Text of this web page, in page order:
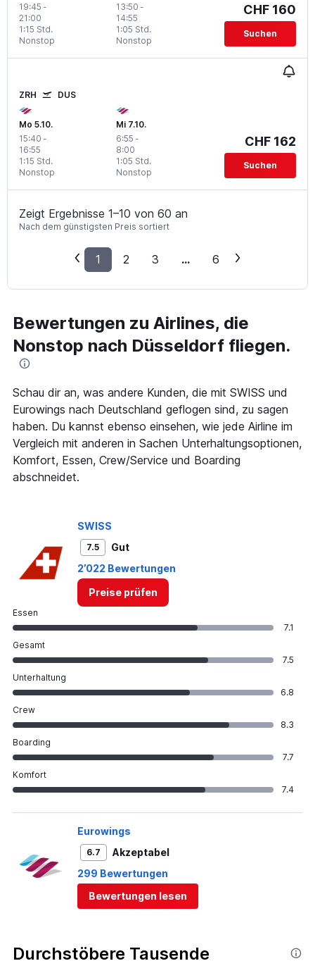
19:45 -
21:00
Nonstop
1:15 Std.
13:50 -
14:55
Nonstop
1:05 Std.
CHF 160
Suchen
ZRH DUS
Mo 5.10.
15:40 -
16:55
Nonstop
1:15 Std.
Mi 7.10.
6:55 -
8:00
Nonstop
1:05 Std.
CHF 162
Suchen
Zeigt Ergebnisse 1–10 von 60 an
Nach dem günstigsten Preis sortiert
1 2 3 ... 6
Bewertungen zu Airlines, die
Nonstop nach Düsseldorf fliegen.
Schau dir an, was andere Kunden, die mit SWISS und
Eurowings nach Deutschland geflogen sind, zu sagen
haben. Du kannst ebenso einsehen, wie jede Airline im
Vergleich mit anderen in Sachen Unterhaltungsoptionen,
Komfort, Essen, Crew/Service und Boarding
abschneidet.
SWISS
7.5
Gut
2’022 Bewertungen
Preise prüfen
Essen
7.1
Gesamt
7.5
Unterhaltung
6.8
Crew
8.3
Boarding
7.7
Komfort
7.4
Eurowings
6.7
Akzeptabel
299 Bewertungen
Bewertungen lesen
Durchstöbere Tausende